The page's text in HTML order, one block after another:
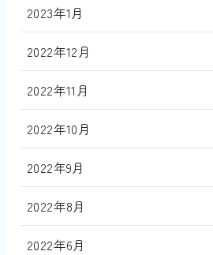
2023年1月
2022年12月
2022年11月
2022年10月
2022年9月
2022年8月
2022年6月